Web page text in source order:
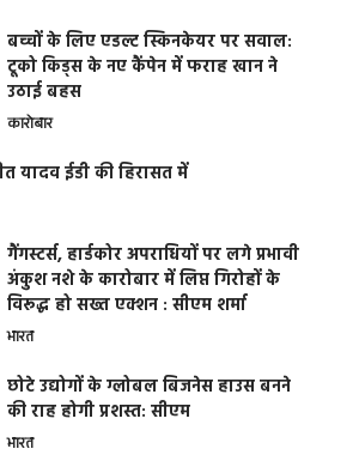
बच्चों के लिए एडल्ट स्किनकेयर पर सवाल:
टूको किड्स के नए कैंपेन में फराह खान ने
उठाई बहस
कारोबार
यादव ईडी की हिरासत में
गैंगस्टर्स, हार्डकोर अपराधियों पर लगे प्रभावी
अंकुश नशे के कारोबार में लिप्त गिरोहों के
विरूद्ध हो सख्त एक्शन : सीएम शर्मा
भारत
छोटे उद्योगों के ग्लोबल बिजनेस हाउस बनने
की राह होगी प्रशस्त: सीएम
भारत